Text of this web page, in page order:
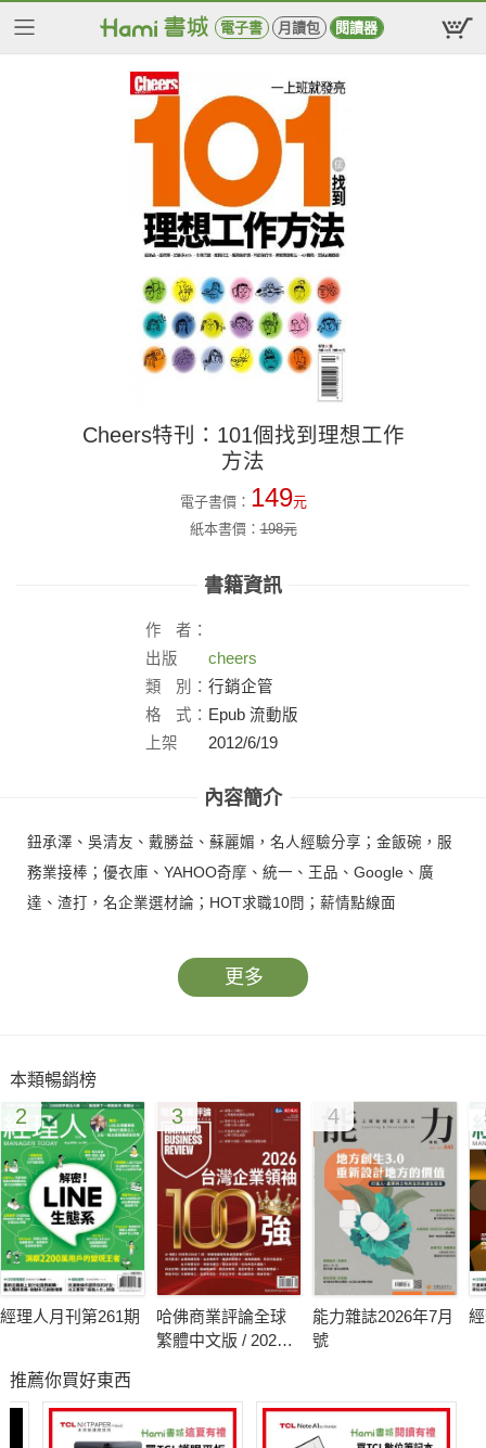
電子書 月讀包 閱讀器
Cheers特刊：101個找到理想工作
方法
電子書價： 149元
紙本書價：198元
書籍資訊
作
者：
出版
社：
cheers
類
別： 行銷企管
格
式： Epub 流動版
上架
2012/6/19
內容簡介
鈕承澤、吳清友、戴勝益、蘇麗媚，名人經驗分享；金飯碗，服
務業接棒；優衣庫、YAHOO奇摩、統一、王品、Google、廣
達、渣打，名企業選材論；HOT求職10問；薪情點線面
更多
本類暢銷榜
2
經理人月刊第261期
3
哈佛商業評論全球
繁體中文版 / 2026
4
能力雜誌2026年7月
號
推薦你買好東西